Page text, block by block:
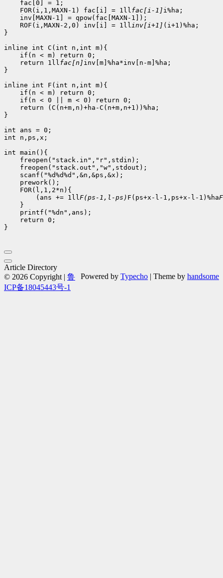
    fac[0] = 1;
    FOR(i,1,MAXN-1) fac[i] = 1ll
fac[i-1] i%ha;
    inv[MAXN-1] = qpow(fac[MAXN-1]);
    ROF(i,MAXN-2,0) inv[i] = 1ll
inv[i+1] (i+1)%ha;
}
inline int C(int n,int m){
    if(n < m) return 0;
    return 1ll
fac[n] inv[m]%ha*inv[n-m]%ha;
}
inline int F(int n,int m){
    if(n < m) return 0;
    if(n < 0 || m < 0) return 0;
    return (C(n+m,n)+ha-C(n+m,n+1))%ha;
}
int ans = 0;
int n,ps,x;
int main(){
    freopen("stack.in","r",stdin);
    freopen("stack.out","w",stdout);
    scanf("%d%d%d",&n,&ps,&x);
    prework();
    FOR(l,1,2*n){
        (ans += 1ll
F(ps-1,l-ps) F(ps+x-l-1,ps+x-l-1)%ha
    }
    printf("%dn",ans);
    return 0;
}
Article Directory
Powered by Typecho | Theme by handsome
© 2026 Copyright | 鲁
ICP备18045443号-1